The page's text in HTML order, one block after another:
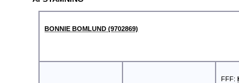
BONNIE BOMLUND (9702869)
FFF: